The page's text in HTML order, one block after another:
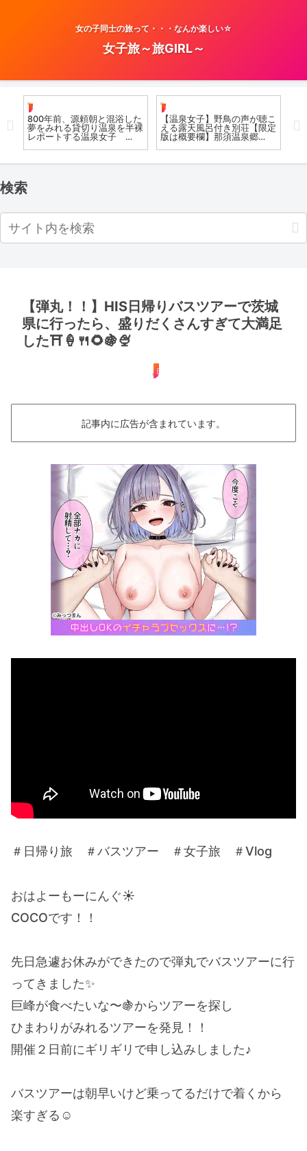
女の子同士の旅って・・・なんか楽しい☆
女子旅～旅GIRL～
露
お風呂女子こての
800年前、源頼朝と混浴した
夢をみれる貸切り温泉を半裸
レポートする温泉女子
#जापान
お風呂女子こての
【温泉女子】野鳥の声が聴こ
える露天風呂付き別荘【限定
版は概要欄】那須温泉郷
#
泉
検索
【弾丸！！】HIS日帰りバスツアーで茨城
県に行ったら、盛りだくさんすぎて大満足
した⛩️🍦🍴🌻🍇🍨
日帰り
記事内に広告が含まれています。
＃日帰り旅 ＃バスツアー ＃女子旅 ＃Vlog
おはよーもーにんぐ☀︎
COCOです！！
先日急遽お休みができたので弾丸でバスツアーに行
ってきました✨
巨峰が食べたいな〜🍇からツアーを探し
ひまわりがみれるツアーを発見！！
開催２日前にギリギリで申し込みしました♪
バスツアーは朝早いけど乗ってるだけで着くから
楽すぎる☺️